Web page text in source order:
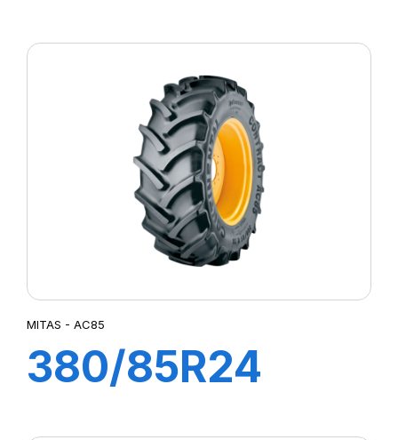
127A8 (127B)
AC85
MITAS - AC85
380/85R24